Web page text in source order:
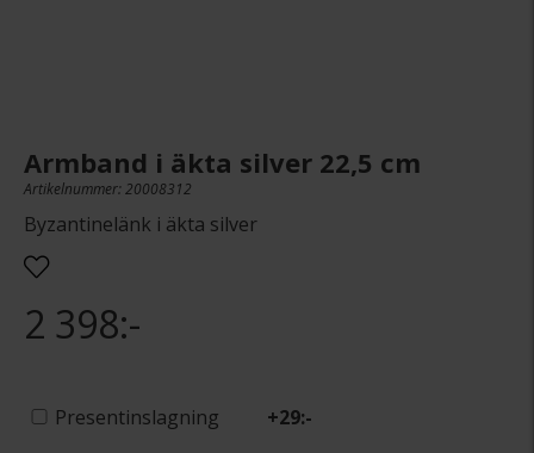
Armband i äkta silver 22,5 cm
Artikelnummer: 20008312
Byzantinelänk i äkta silver
2 398:-
Presentinslagning +29:-